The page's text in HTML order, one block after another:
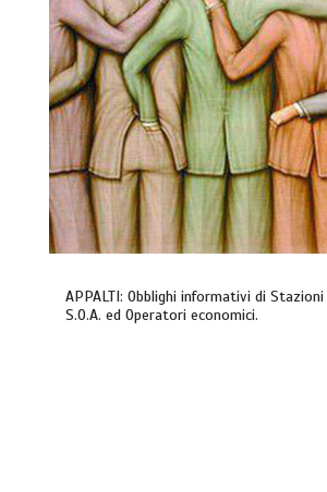
APPALTI: Obblighi informativi di
S.O.A. ed Operatori economici.